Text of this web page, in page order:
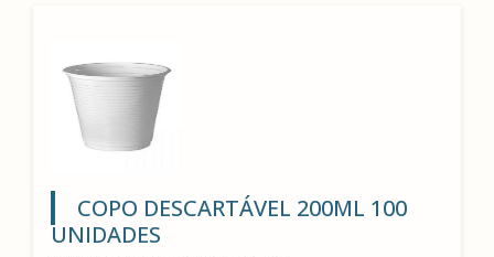
COPO DESCARTÁVEL 200ML 100
UNIDADES